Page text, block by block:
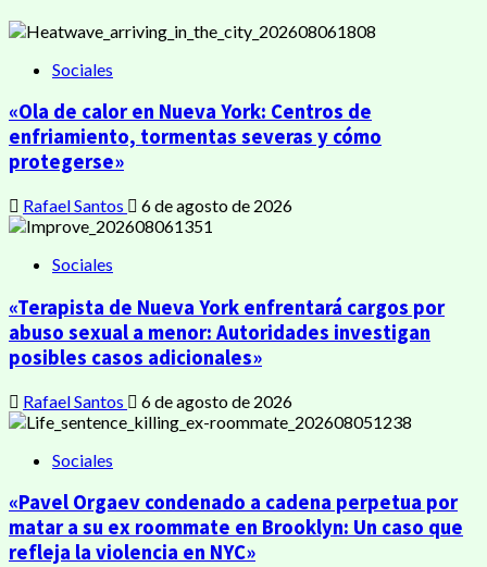
Sociales
«Ola de calor en Nueva York: Centros de
enfriamiento, tormentas severas y cómo
protegerse»
Rafael Santos 6 de agosto de 2026
Sociales
«Terapista de Nueva York enfrentará cargos por
abuso sexual a menor: Autoridades investigan
posibles casos adicionales»
Rafael Santos 6 de agosto de 2026
Sociales
«Pavel Orgaev condenado a cadena perpetua por
matar a su ex roommate en Brooklyn: Un caso que
refleja la violencia en NYC»